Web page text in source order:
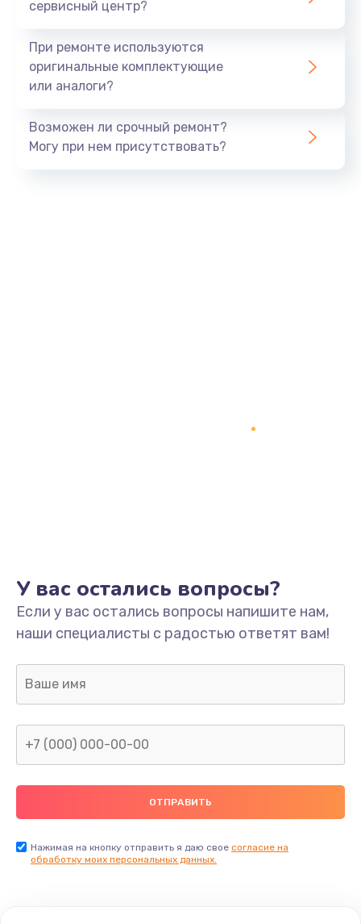
сервисный центр?
При ремонте используются
оригинальные комплектующие
или аналоги?
Возможен ли срочный ремонт?
Могу при нем присутствовать?
У вас остались вопросы?
Если у вас остались вопросы напишите нам,
наши специалисты с радостью ответят вам!
Нажимая на кнопку отправить я даю свое согласие на
обработку моих персональных данных.